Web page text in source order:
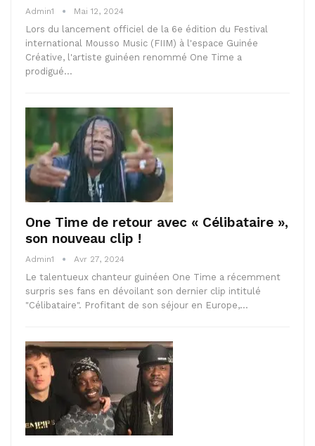
Admin1 Mai 12, 2024
Lors du lancement officiel de la 6e édition du Festival
international Mousso Music (FIIM) à l'espace Guinée
Créative, l'artiste guinéen renommé One Time a
prodigué…
One Time de retour avec « Célibataire »,
son nouveau clip !
Admin1 Avr 27, 2024
Le talentueux chanteur guinéen One Time a récemment
surpris ses fans en dévoilant son dernier clip intitulé
"Célibataire". Profitant de son séjour en Europe,…